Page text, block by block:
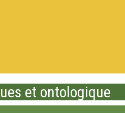
et ontologique